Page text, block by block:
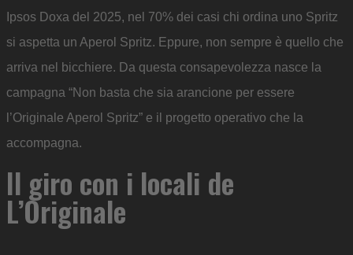
Ipsos Doxa del 2025, nel 70% dei casi chi ordina uno Spritz
si aspetta un Aperol Spritz. Eppure, non sempre è quello che
arriva nel bicchiere. Da questa consapevolezza nasce la
campagna “Non basta che sia arancione per essere
l’Originale Aperol Spritz” e il progetto operativo che la
accompagna.
Il giro con i locali de
L’Originale